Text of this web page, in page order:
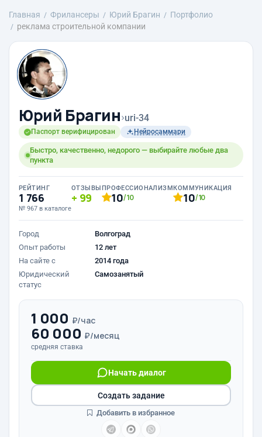
Главная Фрилансеры Юрий Брагин
Портфолио
реклама строительной компании
Юрий Брагин›uri-34
Паспорт верифицирован Нейросаммари
Быстро, качественно, недорого — выбирайте любые два
пункта
РЕЙТИНГ
1 766
№ 967 в каталоге
ОТЗЫВЫ
99
ПРОФЕССИОНАЛИЗМ
10/10
КОММУНИКАЦИЯ
10/10
Город
Волгоград
Опыт работы
12 лет
На сайте с
2014 года
Юридический
статус
Самозанятый
1 000 ₽/час
60 000 ₽/месяц
средняя ставка
Начать диалог
Создать задание
Добавить в избранное